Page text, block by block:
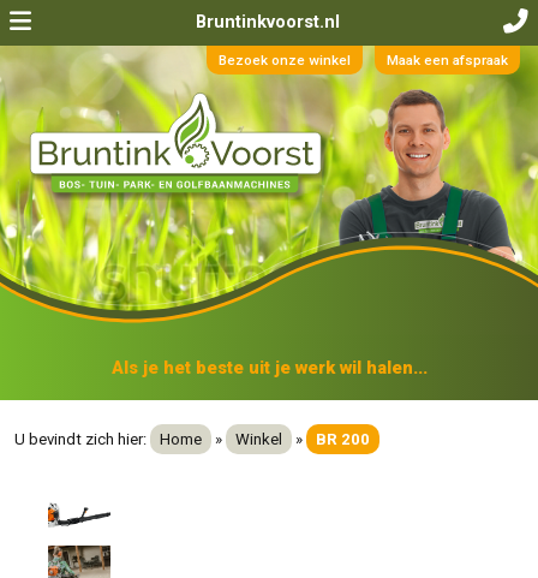
Bruntinkvoorst.nl
Bezoek onze winkel Maak een afspraak
Als je het beste uit je werk wil halen...
U bevindt zich hier: Home » Winkel » BR 200